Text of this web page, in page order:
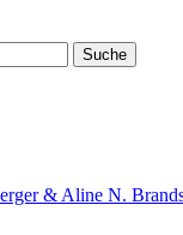
& Aline N.